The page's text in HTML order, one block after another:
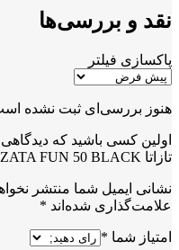
نقد و بررسی‌ها
پاکسازی فیلتر
هنوز بررسی‌ای ثبت نشده
اولین کسی باشید که
تازاتا SPEAKER TAZATA FUN 50 BLACK”
نشانی ایمیل شما منتشر
علامت‌گذاری شده‌اند *
امتیاز شما *